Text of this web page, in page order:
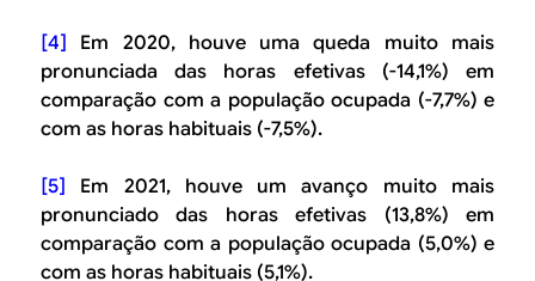
[4] Em 2020, houve uma queda muito mais
pronunciada das horas efetivas (-14,1%) em
comparação com a população ocupada (-7,7%) e
com as horas habituais (-7,5%).
[5] Em 2021, houve um avanço muito mais
pronunciado das horas efetivas (13,8%) em
comparação com a população ocupada (5,0%) e
com as horas habituais (5,1%).